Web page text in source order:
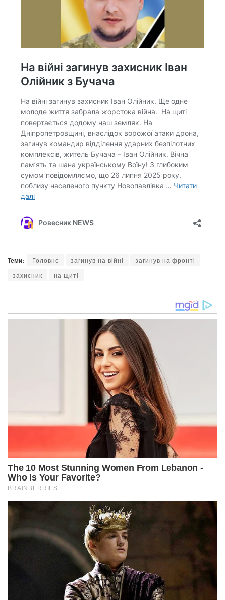
Теми: Головне загинув на війні
загинув на фронті
захисник
на щиті